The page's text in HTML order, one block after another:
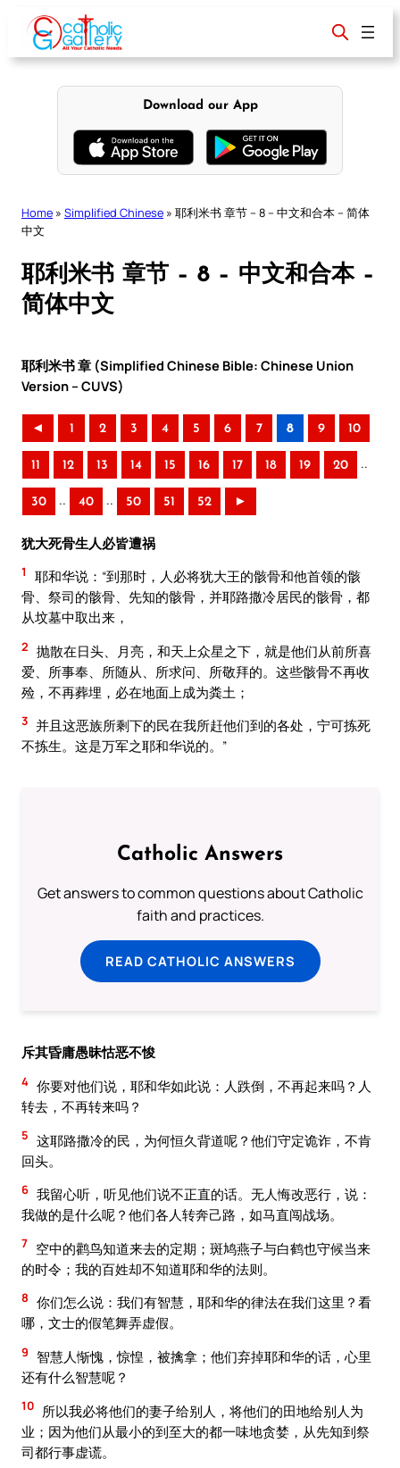
content
Download our App
Home » Simplified Chinese » 耶利米书 章节 – 8 – 中文和合本 – 简体
中文
耶利米书 章节 – 8 – 中文和合本 –
简体中文
耶利米书 章 (Simplified Chinese Bible: Chinese Union
Version – CUVS)
◄ 1 2 3 4 5 6 7 8 9 10
11 12 13 14 15 16 17 18 19 20 ..
30 .. 40 .. 50 51 52 ►
犹大死骨生人必皆遭祸
1
耶和华说：“到那时，人必将犹大王的骸骨和他首领的骸
骨、祭司的骸骨、先知的骸骨，并耶路撒冷居民的骸骨，都
从坟墓中取出来，
2 抛散在日头、月亮，和天上众星之下，就是他们从前所喜
爱、所事奉、所随从、所求问、所敬拜的。这些骸骨不再收
殓，不再葬埋，必在地面上成为粪土；
3 并且这恶族所剩下的民在我所赶他们到的各处，宁可拣死
不拣生。这是万军之耶和华说的。”
Catholic Answers
Get answers to common questions about Catholic
faith and practices.
READ CATHOLIC ANSWERS
斥其昏庸愚昧怙恶不悛
4 你要对他们说，耶和华如此说：人跌倒，不再起来吗？人
转去，不再转来吗？
5 这耶路撒冷的民，为何恒久背道呢？他们守定诡诈，不肯
回头。
6 我留心听，听见他们说不正直的话。无人悔改恶行，说：
我做的是什么呢？他们各人转奔己路，如马直闯战场。
7 空中的鹳鸟知道来去的定期；斑鸠燕子与白鹤也守候当来
的时令；我的百姓却不知道耶和华的法则。
8 你们怎么说：我们有智慧，耶和华的律法在我们这里？看
哪，文士的假笔舞弄虚假。
9
智慧人惭愧，惊惶，被擒拿；他们弃掉耶和华的话，心里
还有什么智慧呢？
10
所以我必将他们的妻子给别人，将他们的田地给别人为
业；因为他们从最小的到至大的都一味地贪婪，从先知到祭
司都行事虚谎。